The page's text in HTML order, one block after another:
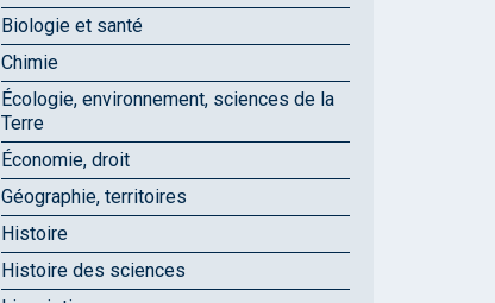
Biologie et santé
Chimie
Écologie, environnement, sciences de la
Terre
Économie, droit
Géographie, territoires
Histoire
Histoire des sciences